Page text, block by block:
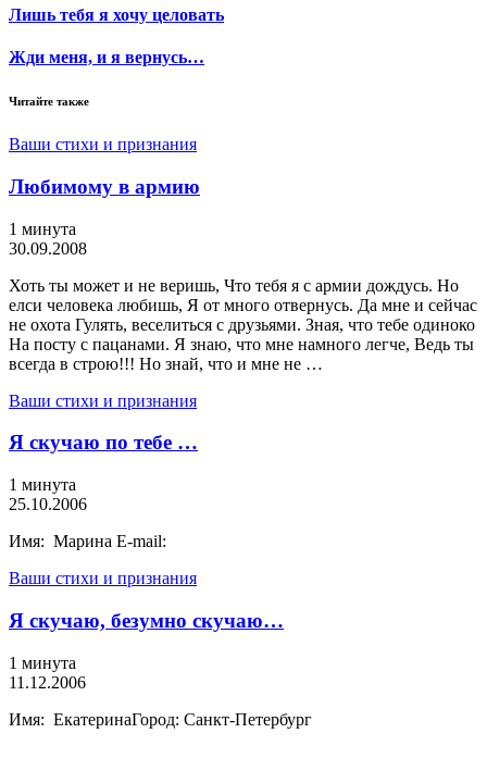
Лишь тебя я хочу целовать
Жди меня, и я вернусь…
Читайте также
Ваши стихи и признания
Любимому в армию
1 минута
30.09.2008
Хоть ты может и не веришь, Что тебя я с армии дождусь. Но
елси человека любишь, Я от много отвернусь. Да мне и сейчас
не охота Гулять, веселиться с друзьями. Зная, что тебе одиноко
На посту с пацанами. Я знаю, что мне намного легче, Ведь ты
всегда в строю!!! Но знай, что и мне не …
Ваши стихи и признания
Я скучаю по тебе …
1 минута
25.10.2006
Имя: Марина E-mail:
Ваши стихи и признания
Я скучаю, безумно скучаю…
1 минута
11.12.2006
Имя: ЕкатеринаГород: Санкт-Петербург